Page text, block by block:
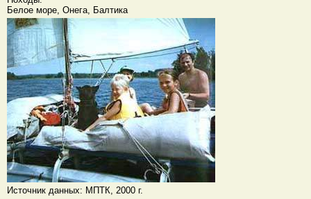
Белое море, Онега, Балтика
Источник данных: МПТК, 2000 г.